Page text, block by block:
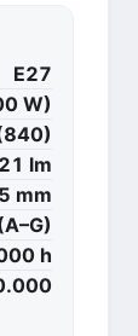
E27
W)
lm
mm
h